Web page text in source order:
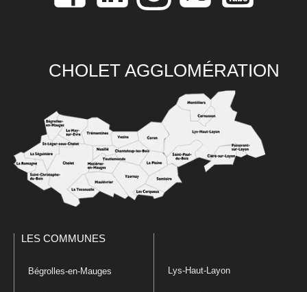
CHOLET AGGLOMÉRATION
LES COMMUNES
Bégrolles-en-Mauges Lys-Haut-Layon